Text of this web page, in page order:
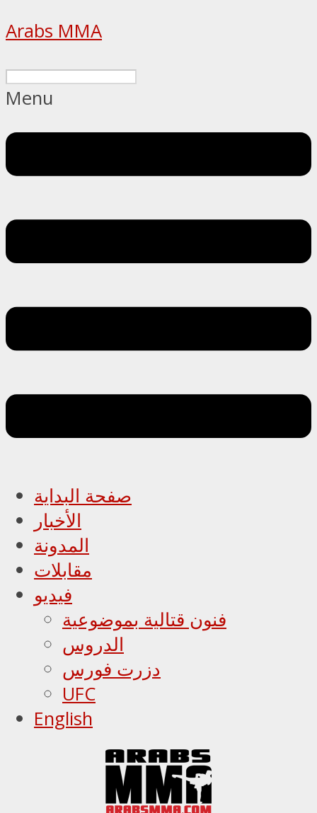
Arabs MMA
Menu
صفحة البداية
الأخبار
المدونة
مقابلات
فيديو
فنون قتالية بموضوعية
الدروس
دزرت فورس
UFC
English